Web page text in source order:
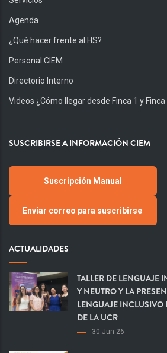
Agenda
¿Qué hacer frente al HS?
Personal CIEM
Directorio Interno
Videos ¿Cómo llegar desde Finca 1 y Finca
SUSCRIBIRSE A INFORMACIÓN CIEM
Suscripción Manual
Enviar correo para suscribirse
ACTUALIDADES
TALLER DE LENGUAJE
Y NEUTRO Y LA
LENGUAJE INCLUSIVO
DE LA UCR
30 Jun 26